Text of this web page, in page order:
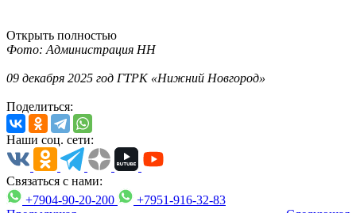
Открыть полностью
Фото: Администрация НН
09 декабря 2025 год ГТРК «Нижний Новгород»
Поделиться:
Наши соц. сети:
Связаться с нами:
+7904-90-20-200
+7951-916-32-83